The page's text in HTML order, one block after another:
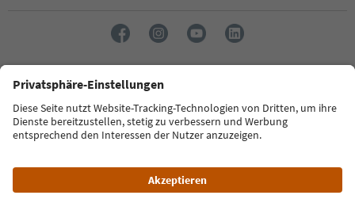
Sprache: Deutsch
FAQ Kontakt Presse MICE Datenschutzerklärung
Zugänglichkeitserklärung